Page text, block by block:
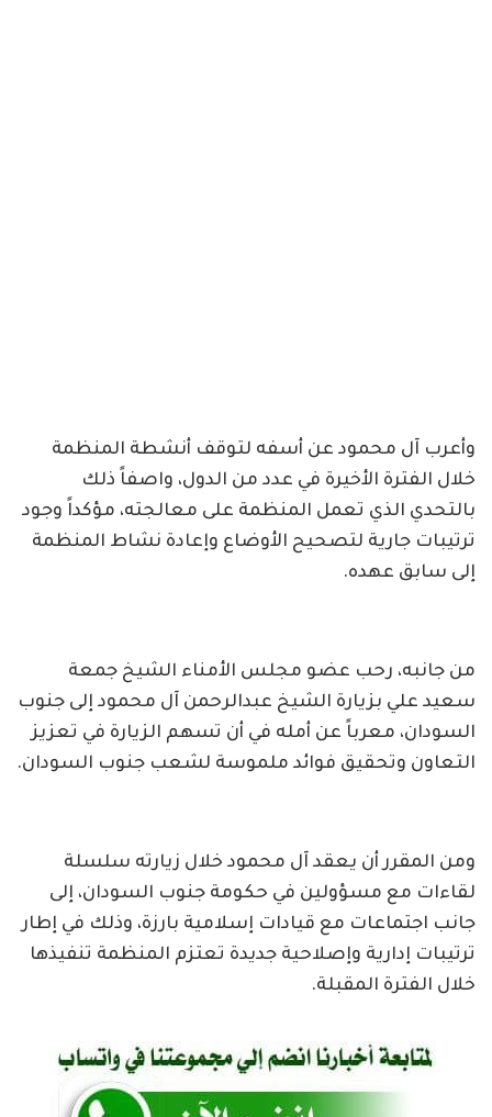
وأعرب آل محمود عن أسفه لتوقف أنشطة المنظمة
خلال الفترة الأخيرة في عدد من الدول، واصفاً ذلك
بالتحدي الذي تعمل المنظمة على معالجته، مؤكداً وجود
ترتيبات جارية لتصحيح الأوضاع وإعادة نشاط المنظمة
إلى سابق عهده.
من جانبه، رحب عضو مجلس الأمناء الشيخ جمعة
سعيد علي بزيارة الشيخ عبدالرحمن آل محمود إلى جنوب
السودان، معرباً عن أمله في أن تسهم الزيارة في تعزيز
التعاون وتحقيق فوائد ملموسة لشعب جنوب السودان.
ومن المقرر أن يعقد آل محمود خلال زيارته سلسلة
لقاءات مع مسؤولين في حكومة جنوب السودان، إلى
جانب اجتماعات مع قيادات إسلامية بارزة، وذلك في إطار
ترتيبات إدارية وإصلاحية جديدة تعتزم المنظمة تنفيذها
خلال الفترة المقبلة.